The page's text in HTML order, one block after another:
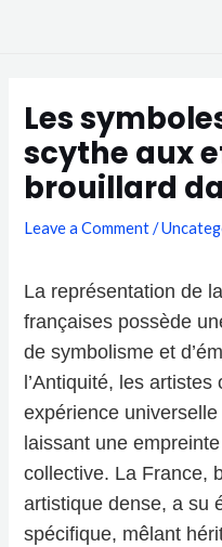
Les
scythe aux
brouillard
Leave a Comment /
La représentation de
françaises possède
de symbolisme et
l’Antiquité, les
expérience
laissant une
collective. La France,
artistique dense, a su
spécifique, mêlant